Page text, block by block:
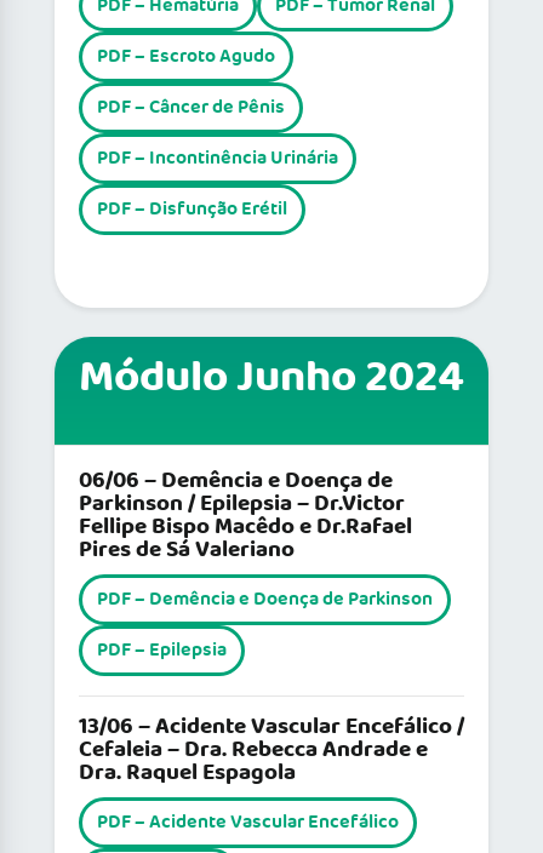
PDF – Escroto Agudo
PDF – Câncer de Pênis
PDF – Incontinência Urinária
PDF – Disfunção Erétil
Módulo Junho 2024
06/06 – Demência e Doença de
Parkinson / Epilepsia – Dr.Victor
Fellipe Bispo Macêdo e Dr.Rafael
Pires de Sá Valeriano
PDF – Demência e Doença de Parkinson
PDF – Epilepsia
13/06 – Acidente Vascular Encefálico /
Cefaleia – Dra. Rebecca Andrade e
Dra. Raquel Espagola
PDF – Acidente Vascular Encefálico